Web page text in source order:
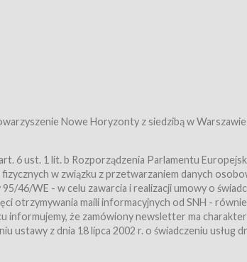
i uprawniające do wzięcia udziału w Wydarzeniu,
i uprawniające do wzięcia udziału w Wydarzeniu,
uczestnictwa w wielu albo w pojedynczych seansach
usług, o których mowa w ust. 2 pkt. 4 i 5 poniżej,
Nowe Horyzonty z siedzibą w
6 ust. 1 lit. b Rozporządzenia Parlamentu
w związku z przetwarzaniem danych
46/WE - w celu zawarcia i realizacji umowy o
otrzymywania maili informacyjnych od SNH -
informujemy, że zamówiony newsletter ma charakter
ustawy z dnia 18 lipca 2002 r. o świadczeniu usług